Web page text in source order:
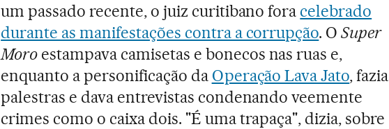
um passado recente, o juiz curitibano fora celebrado
durante as manifestações contra a corrupção. OSuper
Moro estampava camisetas e bonecos nas ruas e,
enquanto a personificação da Operação Lava Jato, fazia
palestras e dava entrevistas condenando veemente
crimes como o caixa dois. "É uma trapaça", dizia, sobre